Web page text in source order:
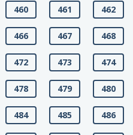
460 461 462
466 467 468
472 473 474
478 479 480
484 485 486